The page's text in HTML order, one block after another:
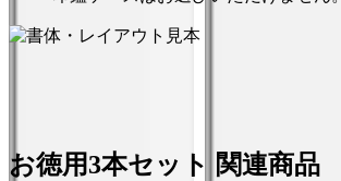
お徳用3本セット 関連商品